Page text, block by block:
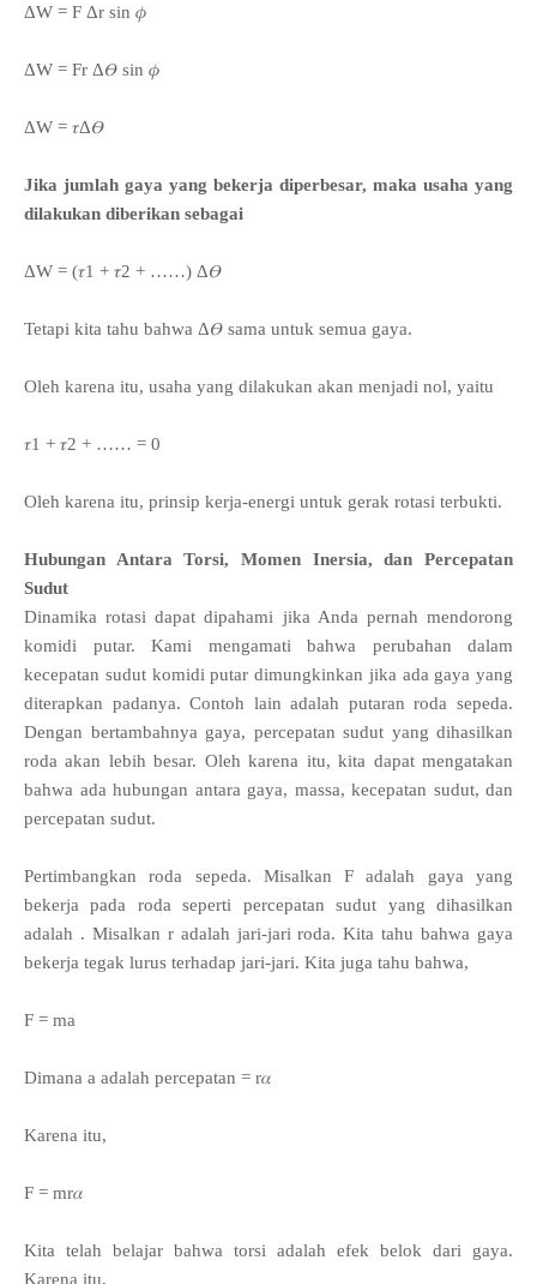
ΔW = F Δr sin 𝜙
ΔW = Fr Δ𝛳 sin 𝜙
ΔW = 𝜏Δ𝛳
Jika jumlah gaya yang bekerja diperbesar, maka usaha yang
dilakukan diberikan sebagai
ΔW = (𝜏1 + 𝜏2 + ……) Δ𝛳
Tetapi kita tahu bahwa Δ𝛳 sama untuk semua gaya.
Oleh karena itu, usaha yang dilakukan akan menjadi nol, yaitu
𝜏1 + 𝜏2 + …… = 0
Oleh karena itu, prinsip kerja-energi untuk gerak rotasi terbukti.
Hubungan Antara Torsi, Momen Inersia, dan Percepatan
Sudut
Dinamika rotasi dapat dipahami jika Anda pernah mendorong
komidi putar. Kami mengamati bahwa perubahan dalam
kecepatan sudut komidi putar dimungkinkan jika ada gaya yang
diterapkan padanya. Contoh lain adalah putaran roda sepeda.
Dengan bertambahnya gaya, percepatan sudut yang dihasilkan
roda akan lebih besar. Oleh karena itu, kita dapat mengatakan
bahwa ada hubungan antara gaya, massa, kecepatan sudut, dan
percepatan sudut.
Pertimbangkan roda sepeda. Misalkan F adalah gaya yang
bekerja pada roda seperti percepatan sudut yang dihasilkan
adalah . Misalkan r adalah jari-jari roda. Kita tahu bahwa gaya
bekerja tegak lurus terhadap jari-jari. Kita juga tahu bahwa,
F = ma
Dimana a adalah percepatan = r𝛼
Karena itu,
F = mr𝛼
Kita telah belajar bahwa torsi adalah efek belok dari gaya.
Karena itu,